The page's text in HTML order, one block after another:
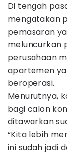
Di tengah
mengatakan
pemasaran
meluncurkan
perusahaan
apartemen
beroperasi.
Menurutnya,
bagi calon
ditawarkan
“Kita lebih
ini sudah jadi